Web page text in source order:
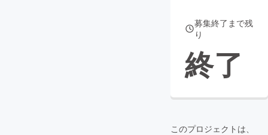
募集終了まで残
り
終了
このプロジェクトは、